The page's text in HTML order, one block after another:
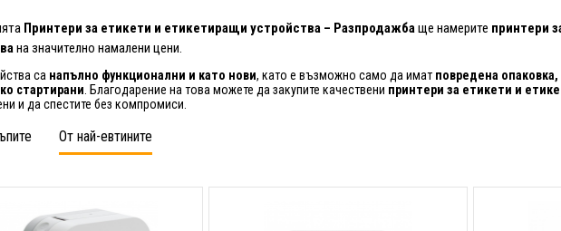
Принтери за етикети и етикетиращи устройства – Разпродажба ще намерите принтери
на значително намалени цени.
са напълно функционални и като нови, като е възможно само да имат повредена
стартирани . Благодарение на това можете да закупите качествени принтери за етикети и
и да спестите без компромиси.
От най-евтините